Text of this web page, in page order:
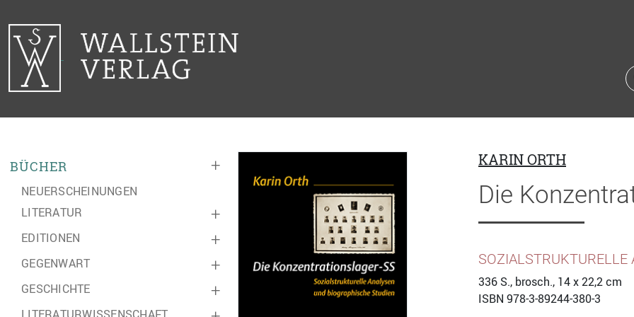
+
BÜCHER
NEUERSCHEINUNGEN
+
LITERATUR
+
EDITIONEN
+
GEGENWART
+
GESCHICHTE
KARIN ORTH
Die
SOZIALSTRUKTURELLE
336 S., brosch., 14 x 22,2 cm
ISBN 978-3-89244-380-3